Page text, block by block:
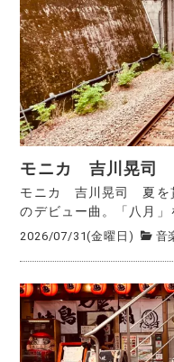
モニカ 吉川晃司
モニカ 吉川晃司 夏を
のデビュー曲。「八月」
2026/07/31(金曜日) 音